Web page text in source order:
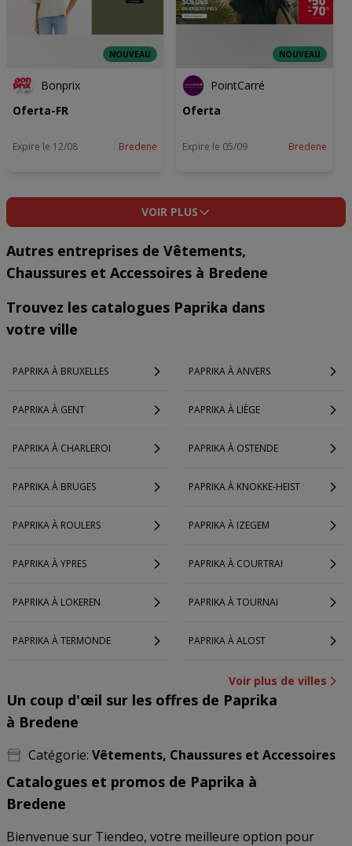
NOUVEAU
Bonprix
Oferta-FR
Expire le 12/08 Bredene
NOUVEAU
PointCarré
Oferta
Expire le 05/09 Bredene
VOIR PLUS
Autres entreprises de Vêtements,
Chaussures et Accessoires à Bredene
Trouvez les catalogues Paprika dans
votre ville
PAPRIKA À BRUXELLES PAPRIKA À ANVERS
PAPRIKA À GENT PAPRIKA À LIÈGE
PAPRIKA À CHARLEROI PAPRIKA À OSTENDE
PAPRIKA À BRUGES PAPRIKA À KNOKKE-HEIST
PAPRIKA À ROULERS PAPRIKA À IZEGEM
PAPRIKA À YPRES PAPRIKA À COURTRAI
PAPRIKA À LOKEREN PAPRIKA À TOURNAI
PAPRIKA À TERMONDE PAPRIKA À ALOST
Voir plus de villes
Un coup d'œil sur les offres de Paprika
à Bredene
Catégorie: Vêtements, Chaussures et Accessoires
Catalogues et promos de Paprika à
Bredene
Bienvenue sur Tiendeo, votre meilleure option pour